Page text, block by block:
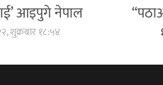
आइपुगे नेपाल
शुक्रबार १८:५४